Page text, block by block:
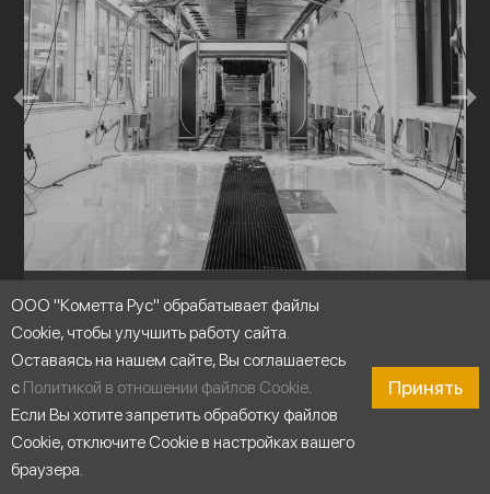
Промышленные системы мойки
ООО "Кометта Рус" обрабатывает файлы
Cookie, чтобы улучшить работу сайта.
Оставаясь на нашем сайте, Вы соглашаетесь
с Политикой в отношении файлов Cookie.
Если Вы хотите запретить обработку файлов
Cookie, отключите Cookie в настройках вашего
браузера.
Принять